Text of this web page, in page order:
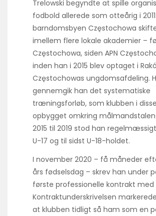
Trelowski begyndte at spille
fodbold allerede som otteårig i
barndomsbyen Częstochowa
imellem flere lokale akademier –
Częstochowa, siden APN
inden han i 2015 blev optaget i
Częstochowas ungdomsafdeling.
gennemgik han det systematiske
træningsforløb, som klubben i
opbygget omkring
2015 til 2019 stod han
U-17 og til sidst U-18-holdet.
I november 2020 – få måneder
års fødselsdag – skrev han under
første professionelle kontrakt med
Kontraktunderskrivelsen
at klubben tidligt så ham som en